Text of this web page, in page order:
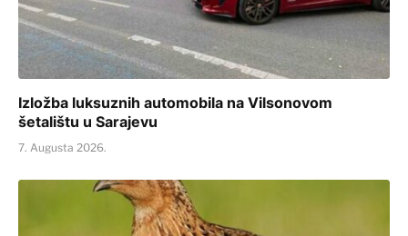
Izložba luksuznih automobila na Vilsonovom
šetalištu u Sarajevu
7. Augusta 2026.